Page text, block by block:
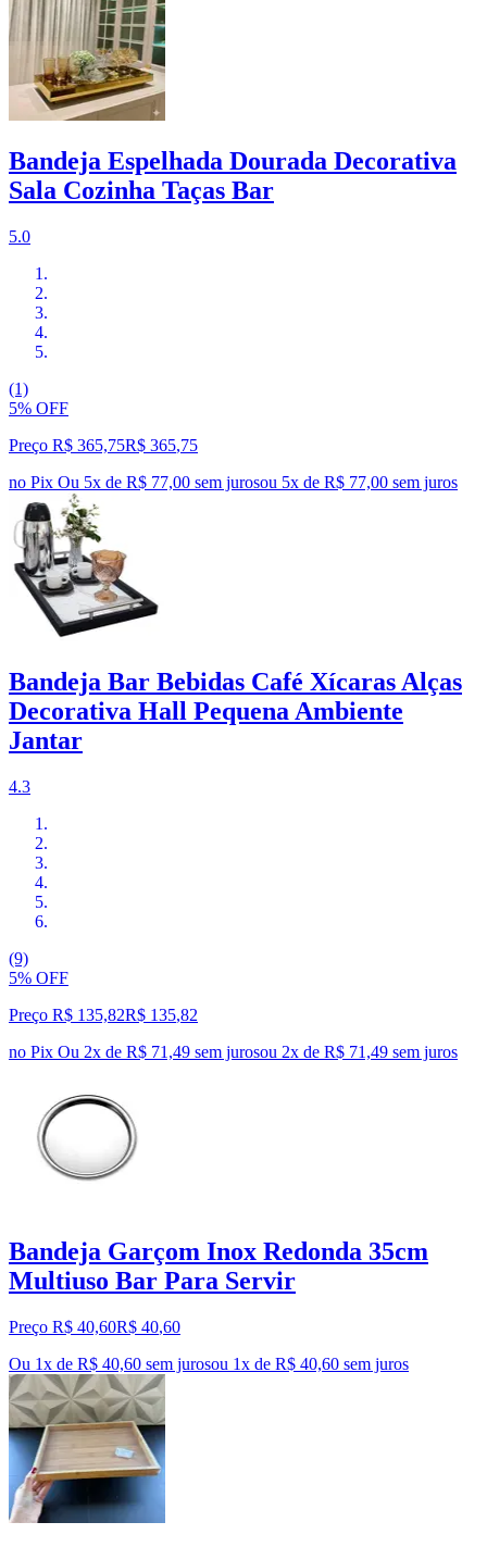
Bandeja Espelhada Dourada Decorativa
Sala Cozinha Taças Bar
5.0
(1)
5% OFF
Preço R$ 365,75R$ 365,75
no Pix Ou 5x de R$ 77,00 sem jurosou 5x de R$ 77,00 sem juros
Bandeja Bar Bebidas Café Xícaras Alças
Decorativa Hall Pequena Ambiente
Jantar
4.3
(9)
5% OFF
Preço R$ 135,82R$ 135,82
no Pix Ou 2x de R$ 71,49 sem jurosou 2x de R$ 71,49 sem juros
Bandeja Garçom Inox Redonda 35cm
Multiuso Bar Para Servir
Preço R$ 40,60R$ 40,60
Ou 1x de R$ 40,60 sem jurosou 1x de R$ 40,60 sem juros